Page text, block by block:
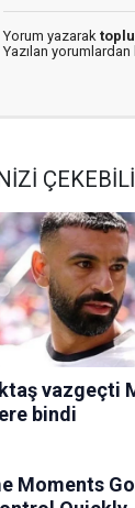
Yorum yazarak
Yazılan